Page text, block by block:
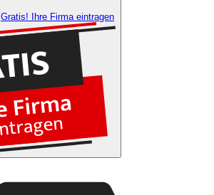
Gratis! Ihre Firma eintragen